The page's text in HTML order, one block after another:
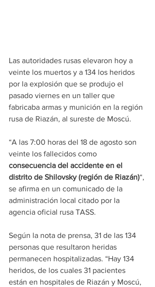
Las autoridades rusas elevaron hoy a
veinte los muertos y a 134 los heridos
por la explosión que se produjo el
pasado viernes en un taller que
fabricaba armas y munición en la región
rusa de Riazán, al sureste de Moscú.
“A las 7:00 horas del 18 de agosto son
veinte los fallecidos como
consecuencia del accidente en el
distrito de Shilovsky (región de Riazán)“,
se afirma en un comunicado de la
administración local citado por la
agencia oficial rusa TASS.
Según la nota de prensa, 31 de las 134
personas que resultaron heridas
permanecen hospitalizadas. “Hay 134
heridos, de los cuales 31 pacientes
están en hospitales de Riazán y Moscú,